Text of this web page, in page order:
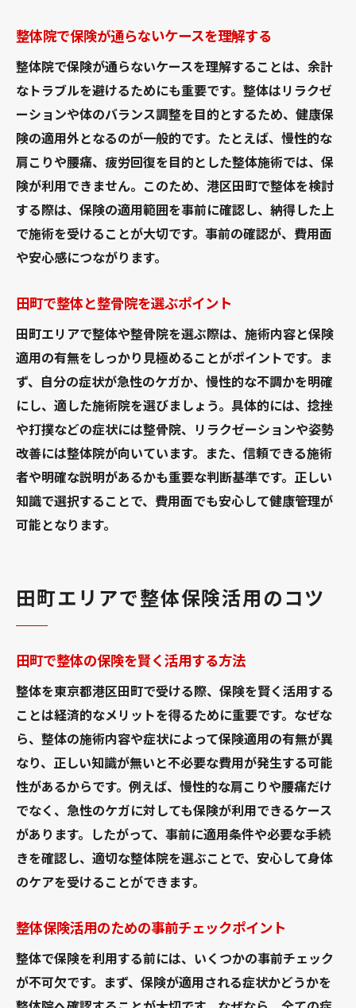
整体院で保険が通らないケースを理解する
整体院で保険が通らないケースを理解することは、余計
なトラブルを避けるためにも重要です。整体はリラクゼ
ーションや体のバランス調整を目的とするため、健康保
険の適用外となるのが一般的です。たとえば、慢性的な
肩こりや腰痛、疲労回復を目的とした整体施術では、保
険が利用できません。このため、港区田町で整体を検討
する際は、保険の適用範囲を事前に確認し、納得した上
で施術を受けることが大切です。事前の確認が、費用面
や安心感につながります。
田町で整体と整骨院を選ぶポイント
田町エリアで整体や整骨院を選ぶ際は、施術内容と保険
適用の有無をしっかり見極めることがポイントです。ま
ず、自分の症状が急性のケガか、慢性的な不調かを明確
にし、適した施術院を選びましょう。具体的には、捻挫
や打撲などの症状には整骨院、リラクゼーションや姿勢
改善には整体院が向いています。また、信頼できる施術
者や明確な説明があるかも重要な判断基準です。正しい
知識で選択することで、費用面でも安心して健康管理が
可能となります。
田町エリアで整体保険活用のコツ
田町で整体の保険を賢く活用する方法
整体を東京都港区田町で受ける際、保険を賢く活用する
ことは経済的なメリットを得るために重要です。なぜな
ら、整体の施術内容や症状によって保険適用の有無が異
なり、正しい知識が無いと不必要な費用が発生する可能
性があるからです。例えば、慢性的な肩こりや腰痛だけ
でなく、急性のケガに対しても保険が利用できるケース
があります。したがって、事前に適用条件や必要な手続
きを確認し、適切な整体院を選ぶことで、安心して身体
のケアを受けることができます。
整体保険活用のための事前チェックポイント
整体で保険を利用する前には、いくつかの事前チェック
が不可欠です。まず、保険が適用される症状かどうかを